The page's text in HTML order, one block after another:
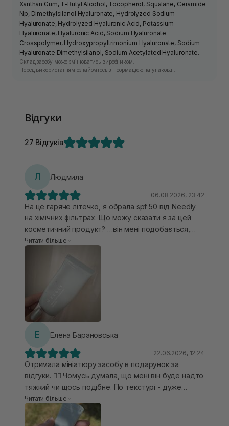
Xanthan Gum, T-Butyl Alcohol, Tocopherol, Squalane, Ceramide
Np, Dimethylsilanol Hyaluronate, Hydrolyzed Sodium
Hyaluronate, Hydrolyzed Hyaluronic Acid, Potassium-
Hyaluronate, Hyaluronic Acid, Sodium Hyaluronate
Crosspolymer, Hydroxypropyltrimonium Hyaluronate, Sodium
Hyaluronate Dimethylsilanol, Sodium Acetylated Hyaluronate.
Склад засобу може змінюватись виробником.
Перед використанням ознайомтесь з інформацією на упаковці.
Відгуки
27 Відгуків
Л Людмила
06.08.2026, 23:42
На це гаряче літечко, я обрала spf 50 від Needly
на хімічних фільтрах. Що можу сказати я за цей
косметичний продукт? …він мені подобається,
буду користуватися ще, але не припиню
Ціна доступна, обʼєм оптимальний. Запах не
специфічний, звичайний, висипів не викликав.
Додаткову пігментацію на обличчі не помітила.
Тому вважаю, що косметичний продукт вартий
уваги однозначно.
Читати більше
Е Елена Барановська
22.06.2026, 12:24
Отримала мініатюру засобу в подарунок за
відгуки. ❤️‍🔥 Чомусь думала, що мені він буде надто
тяжкий чи щось подібне. По текстурі - дуже
легка, приємна та невагома, схожа на легенький
крем. Досить гарно наноситься, спочатку є
відчуття вологості та блиск, але протягом 10-15 хв
Читати більше